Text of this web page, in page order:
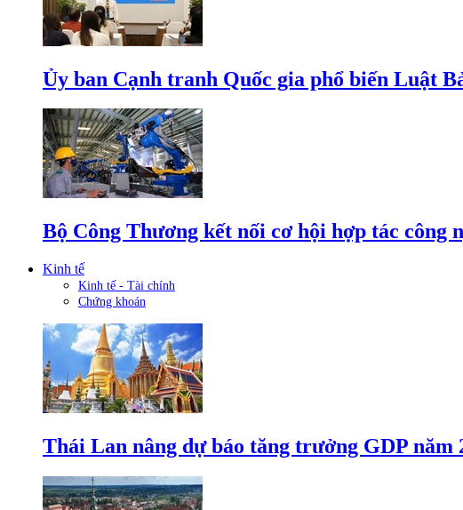
Ủy ban Cạnh tranh Quốc gia phổ biến Luật
Bộ Công Thương kết nối cơ hội hợp tác công
Kinh tế
Kinh tế - Tài chính
Chứng khoán
Thái Lan nâng dự báo tăng trưởng GDP năm